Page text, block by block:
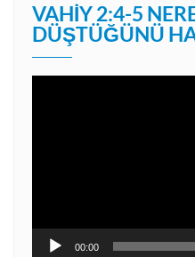
VAHIY 2:4-5
DÜŞTÜĞÜNÜ
00:00